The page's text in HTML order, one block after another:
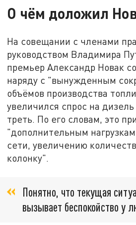
О чём доложил
На совещании с членами
руководством Владимира
премьер Александр Новак
наряду с "вынужденным
объёмов производства
увеличился спрос на
треть. По его словам, это
"дополнительным
сети, увеличению
колонку".
Понятно, что текущая
вызывает беспокойство у